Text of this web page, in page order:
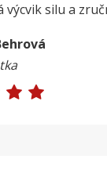
výcvik silu a